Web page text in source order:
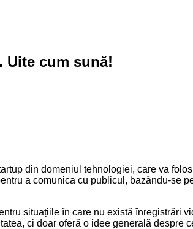
cum sună!
din domeniul tehnologiei, care va
a comunica cu publicul, bazându-se
situațiile în care nu există înregistrări
ci doar oferă o idee generală despre